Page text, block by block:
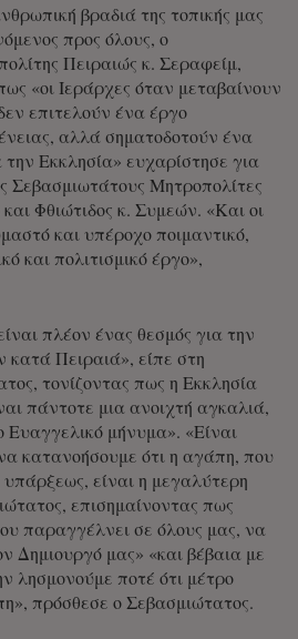
βραδιά της τοπικής μας
προς όλους, ο
Πειραιώς κ. Σεραφείμ,
«οι Ιεράρχες όταν μεταβαίνουν
επιτελούν ένα έργο
αλλά σηματοδοτούν ένα
την Εκκλησία» ευχαρίστησε για
Σεβασμιωτάτους Μητροπολίτες
Φθιώτιδος κ. Συμεών. «Και οι
και υπέροχο ποιμαντικό,
και πολιτισμικό έργο»,
πλέον ένας θεσμός για την
κατά Πειραιά», είπε στη
τονίζοντας πως η Εκκλησία
πάντοτε μια ανοιχτή αγκαλιά,
Ευαγγελικό μήνυμα». «Είναι
κατανοήσουμε ότι η αγάπη, που
είναι η μεγαλύτερη
επισημαίνοντας πως
παραγγέλνει σε όλους μας, να
Δημιουργό μας» «και βέβαια με
λησμονούμε ποτέ ότι μέτρο
πρόσθεσε ο Σεβασμιώτατος.